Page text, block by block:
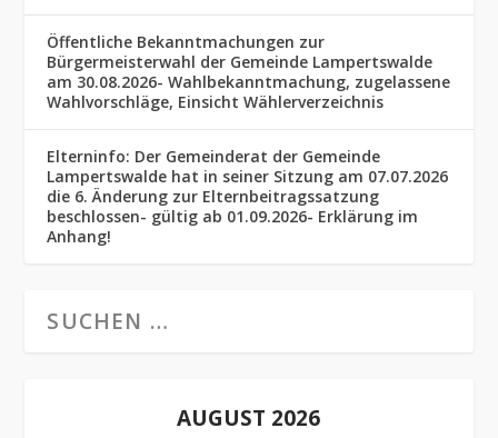
Öffentliche Bekanntmachungen zur
Bürgermeisterwahl der Gemeinde Lampertswalde
am 30.08.2026- Wahlbekanntmachung, zugelassene
Wahlvorschläge, Einsicht Wählerverzeichnis
Elterninfo: Der Gemeinderat der Gemeinde
Lampertswalde hat in seiner Sitzung am 07.07.2026
die 6. Änderung zur Elternbeitragssatzung
beschlossen- gültig ab 01.09.2026- Erklärung im
Anhang!
AUGUST 2026